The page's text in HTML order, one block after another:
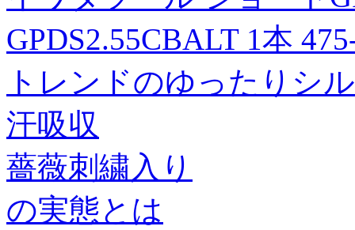
GPDS2.55CBALT 1本
トレンドのゆったりシ
汗吸収
薔薇刺繍入り
の実態とは